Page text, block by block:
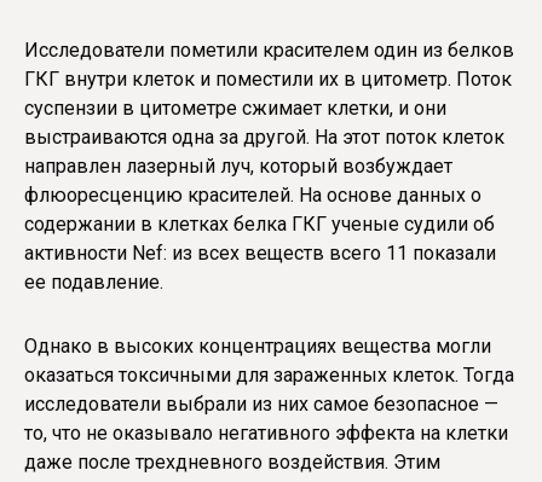
Исследователи пометили красителем один из белков
ГКГ внутри клеток и поместили их в цитометр. Поток
суспензии в цитометре сжимает клетки, и они
выстраиваются одна за другой. На этот поток клеток
направлен лазерный луч, который возбуждает
флюоресценцию красителей. На основе данных о
содержании в клетках белка ГКГ ученые судили об
активности Nef: из всех веществ всего 11 показали
ее подавление.
Однако в высоких концентрациях вещества могли
оказаться токсичными для зараженных клеток. Тогда
исследователи выбрали из них самое безопасное —
то, что не оказывало негативного эффекта на клетки
даже после трехдневного воздействия. Этим